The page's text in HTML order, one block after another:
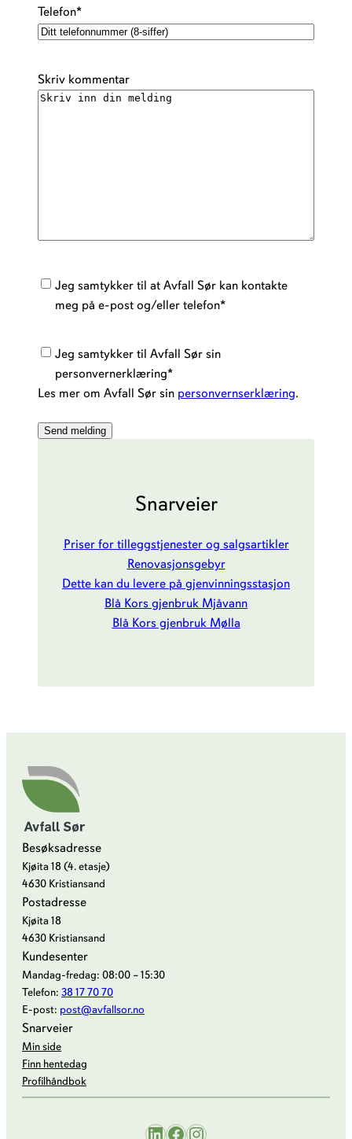
Telefon*
Skriv kommentar
Kontakt
samtykke*
Jeg samtykker til at Avfall Sør kan kontakte
meg på e-post og/eller telefon*
Personvernerklæring *
Jeg samtykker til Avfall Sør sin
personvernerklæring*
Les mer om Avfall Sør sin personvernserklæring.
Snarveier
Priser for tilleggstjenester og salgsartikler
Renovasjonsgebyr
Dette kan du levere på gjenvinningsstasjon
Blå Kors gjenbruk Mjåvann
Blå Kors gjenbruk Mølla
Besøksadresse
Kjøita 18 (4. etasje)
4630 Kristiansand
Postadresse
Kjøita 18
4630 Kristiansand
Kundesenter
Mandag-fredag: 08:00 – 15:30
Telefon: 38 17 70 70
E-post: post@avfallsor.no
Snarveier
Min side
Finn hentedag
Profilhåndbok
LinkedIn Facebook Instagram